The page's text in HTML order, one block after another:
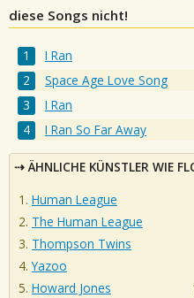
diese Songs nicht!
I Ran
Space Age Love Song
I Ran
I Ran So Far Away
ÄHNLICHE KÜNSTLER WIE
Human League
The Human League
Thompson Twins
Yazoo
Howard Jones